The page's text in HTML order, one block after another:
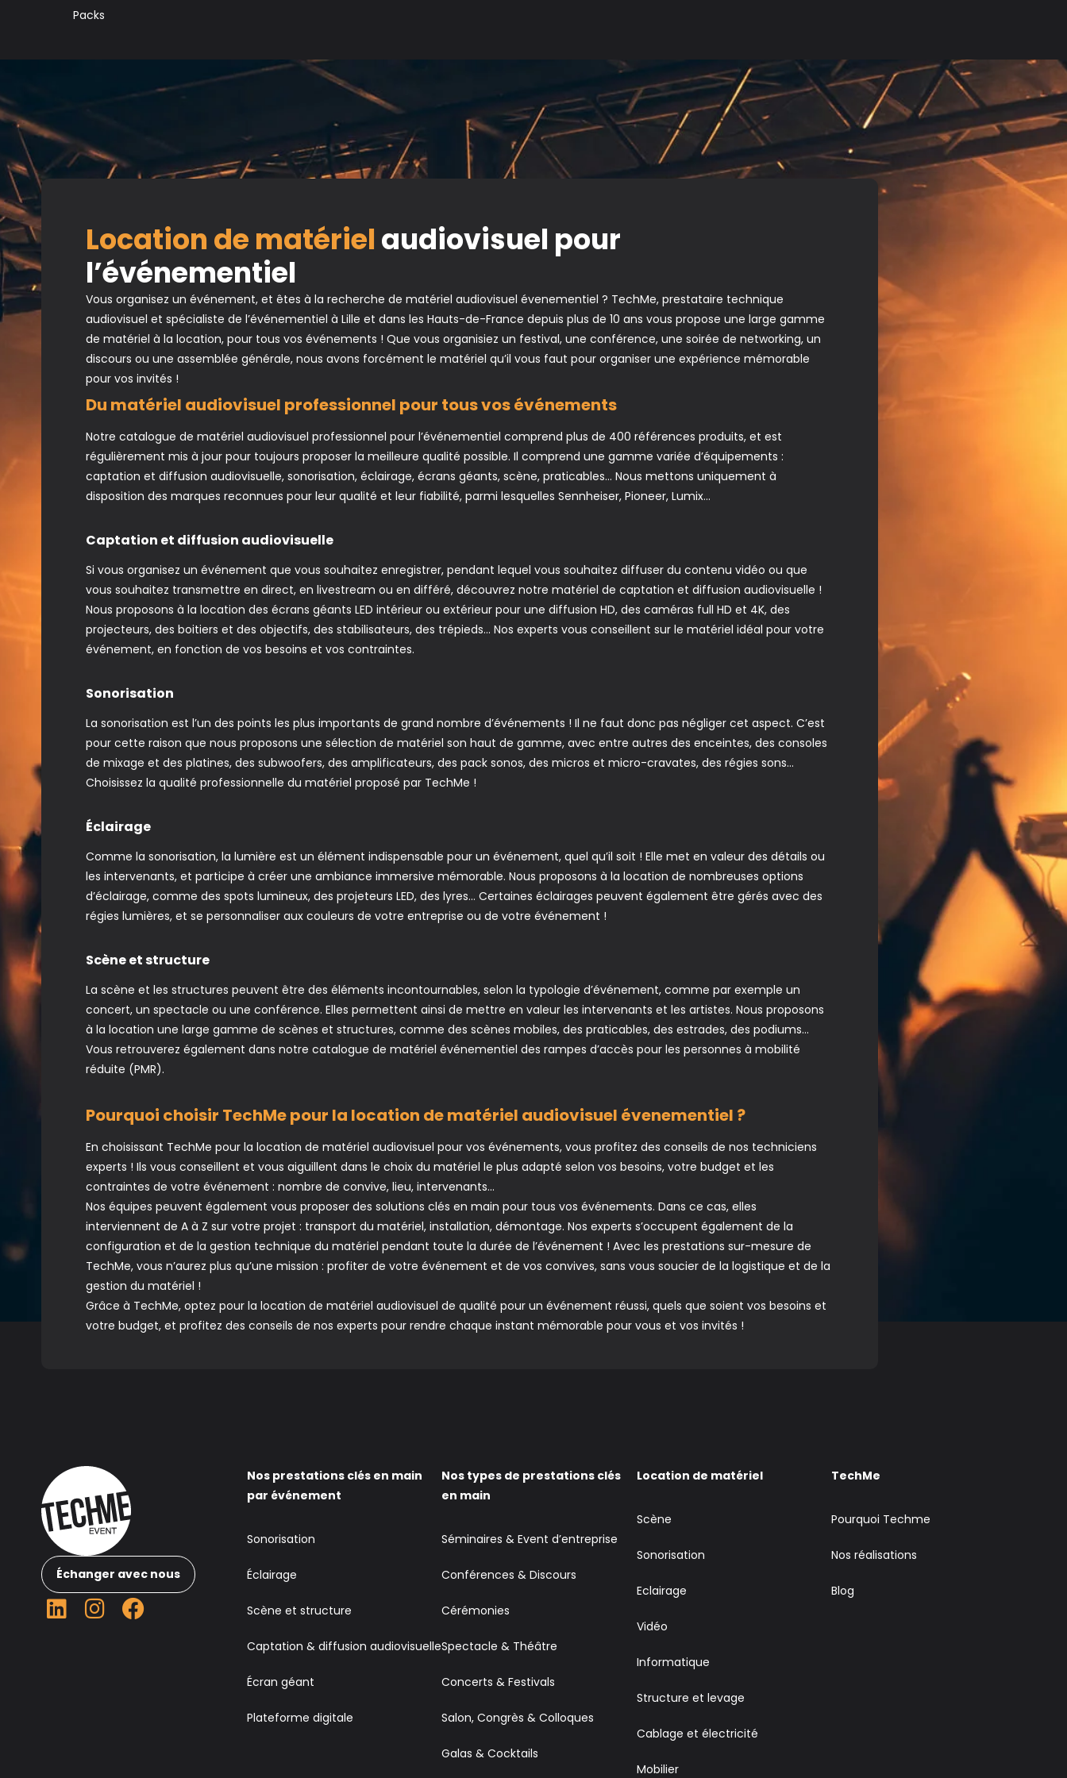
Cablage
Packs
Location de matériel audiovisuel pour
l’événementiel
Vous organisez un événement, et êtes à la recherche de matériel audiovisuel évenementiel ? TechMe, prestataire technique
audiovisuel et spécialiste de l’événementiel à Lille et dans les Hauts-de-France depuis plus de 10 ans vous propose une large gamme
de matériel à la location, pour tous vos événements ! Que vous organisiez un festival, une conférence, une soirée de networking, un
discours ou une assemblée générale, nous avons forcément le matériel qu’il vous faut pour organiser une expérience mémorable
pour vos invités !
Du matériel audiovisuel professionnel pour tous vos événements
Notre catalogue de matériel audiovisuel professionnel pour l’événementiel comprend plus de 400 références produits, et est
régulièrement mis à jour pour toujours proposer la meilleure qualité possible. Il comprend une gamme variée d’équipements :
captation et diffusion audiovisuelle, sonorisation, éclairage, écrans géants, scène, praticables… Nous mettons uniquement à
disposition des marques reconnues pour leur qualité et leur fiabilité, parmi lesquelles Sennheiser, Pioneer, Lumix…
Captation et diffusion audiovisuelle
Si vous organisez un événement que vous souhaitez enregistrer, pendant lequel vous souhaitez diffuser du contenu vidéo ou que
vous souhaitez transmettre en direct, en livestream ou en différé, découvrez notre matériel de captation et diffusion audiovisuelle !
Nous proposons à la location des écrans géants LED intérieur ou extérieur pour une diffusion HD, des caméras full HD et 4K, des
projecteurs, des boitiers et des objectifs, des stabilisateurs, des trépieds… Nos experts vous conseillent sur le matériel idéal pour votre
événement, en fonction de vos besoins et vos contraintes.
Sonorisation
La sonorisation est l’un des points les plus importants de grand nombre d’événements ! Il ne faut donc pas négliger cet aspect. C’est
pour cette raison que nous proposons une sélection de matériel son haut de gamme, avec entre autres des enceintes, des consoles
de mixage et des platines, des subwoofers, des amplificateurs, des pack sonos, des micros et micro-cravates, des régies sons…
Choisissez la qualité professionnelle du matériel proposé par TechMe !
Éclairage
Comme la sonorisation, la lumière est un élément indispensable pour un événement, quel qu’il soit ! Elle met en valeur des détails ou
les intervenants, et participe à créer une ambiance immersive mémorable. Nous proposons à la location de nombreuses options
d’éclairage, comme des spots lumineux, des projeteurs LED, des lyres… Certaines éclairages peuvent également être gérés avec des
régies lumières, et se personnaliser aux couleurs de votre entreprise ou de votre événement !
Scène et structure
La scène et les structures peuvent être des éléments incontournables, selon la typologie d’événement, comme par exemple un
concert, un spectacle ou une conférence. Elles permettent ainsi de mettre en valeur les intervenants et les artistes. Nous proposons
à la location une large gamme de scènes et structures, comme des scènes mobiles, des praticables, des estrades, des podiums…
Vous retrouverez également dans notre catalogue de matériel événementiel des rampes d’accès pour les personnes à mobilité
réduite (PMR).
Pourquoi choisir TechMe pour la location de matériel audiovisuel évenementiel ?
En choisissant TechMe pour la location de matériel audiovisuel pour vos événements, vous profitez des conseils de nos techniciens
experts ! Ils vous conseillent et vous aiguillent dans le choix du matériel le plus adapté selon vos besoins, votre budget et les
contraintes de votre événement : nombre de convive, lieu, intervenants…
Nos équipes peuvent également vous proposer des solutions clés en main pour tous vos événements. Dans ce cas, elles
interviennent de A à Z sur votre projet : transport du matériel, installation, démontage. Nos experts s’occupent également de la
configuration et de la gestion technique du matériel pendant toute la durée de l’événement ! Avec les prestations sur-mesure de
TechMe, vous n’aurez plus qu’une mission : profiter de votre événement et de vos convives, sans vous soucier de la logistique et de la
gestion du matériel !
Grâce à TechMe, optez pour la location de matériel audiovisuel de qualité pour un événement réussi, quels que soient vos besoins et
votre budget, et profitez des conseils de nos experts pour rendre chaque instant mémorable pour vous et vos invités !
Échanger avec nous
Nos prestations clés en main
par événement
Sonorisation
Éclairage
Scène et structure
Captation & diffusion audiovisuelle
Écran géant
Plateforme digitale
Nos types de prestations clés
en main
Séminaires & Event d’entreprise
Conférences & Discours
Cérémonies
Spectacle & Théâtre
Concerts & Festivals
Salon, Congrès & Colloques
Galas & Cocktails
Location de matériel
Scène
Sonorisation
Eclairage
Vidéo
Informatique
Structure et levage
Cablage et électricité
Mobilier
TechMe
Pourquoi Techme
Nos réalisations
Blog